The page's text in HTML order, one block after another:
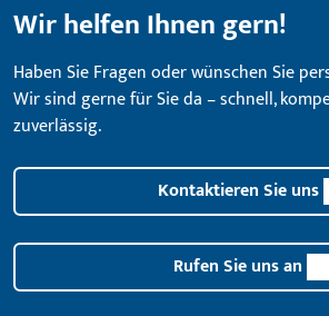
Wir helfen Ihnen gern!
Haben Sie Fragen oder wünschen Sie
Wir sind gerne für Sie da – schnell,
zuverlässig.
Kontaktieren Sie uns
Rufen Sie uns an